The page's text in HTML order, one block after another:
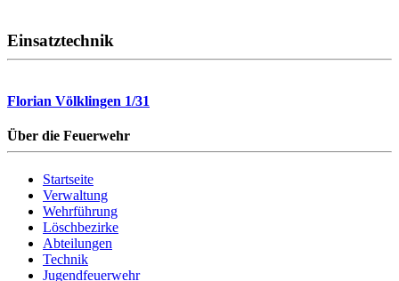
Einsatztechnik
Florian Völklingen 1/31
Über die Feuerwehr
Startseite
Verwaltung
Wehrführung
Löschbezirke
Abteilungen
Technik
Jugendfeuerwehr